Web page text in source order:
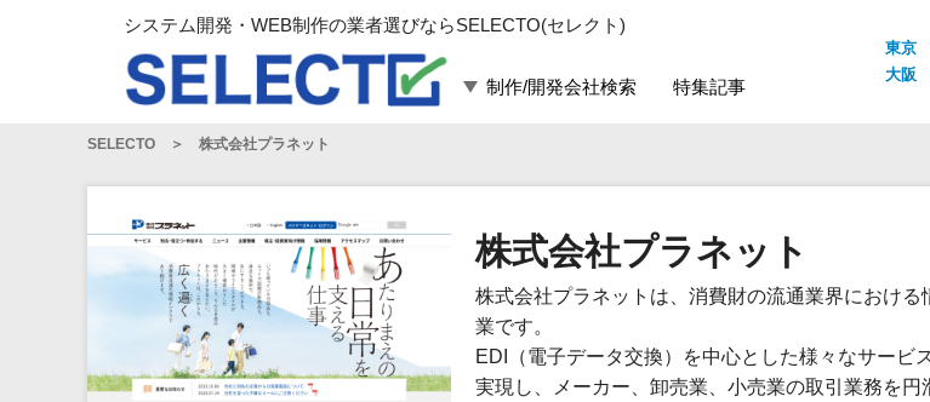
システム開発・WEB制作の業者選びならSELECTO(セレクト)
制作/開発会社検索 特集記事
東京
大阪
フレームワーク
構築
パッケージ
システム開発
運用代行
コンテンツ制作
コンサルティング
マーケティング
WEBサービス
人事（労務管理）
人事（採用・評価・教育）
経理・会計・財務
法務・総務
SELECTO 株式会社プラネット
株式会社プラネット
株式会社プラネットは、消費財の流通業界におけ
業です。
EDI（電子データ交換）を中心とした様々なサービ
実現し、メーカー、卸売業、小売業の取引業務を円